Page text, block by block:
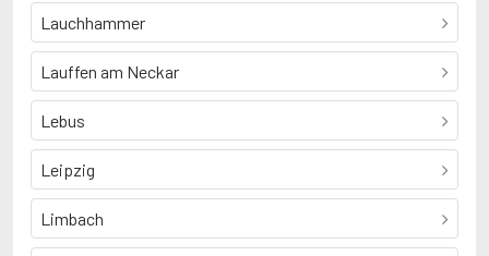
Lauchhammer
Lauffen am Neckar
Lebus
Leipzig
Limbach